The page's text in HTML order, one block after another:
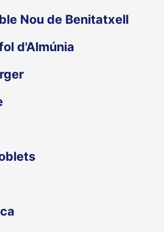
Nou de Benitatxell
d'Almúnia